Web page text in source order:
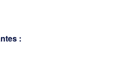
: